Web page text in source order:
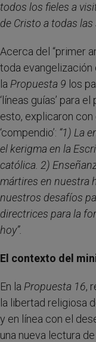
todos los fieles a
de Cristo a todas
Acerca del “primer
toda evangelización
la Propuesta 9 los
‘líneas guías’ para
esto, explicaron
‘compendio’: “1) La
el kerigma en la
católica. 2)
mártires en nuestra
nuestros desafíos
directrices para la
hoy”.
El contexto del
En la Propuesta 16,
la libertad religiosa
y en línea con el
una nueva lectura